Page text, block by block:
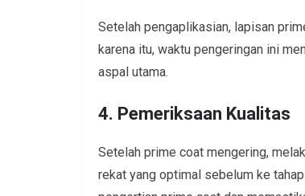
Setelah pengaplikasian, lapisan
karena itu, waktu pengeringan ini
aspal utama.
4. Pemeriksaan Kualitas
Setelah prime coat mengering,
rekat yang optimal sebelum ke